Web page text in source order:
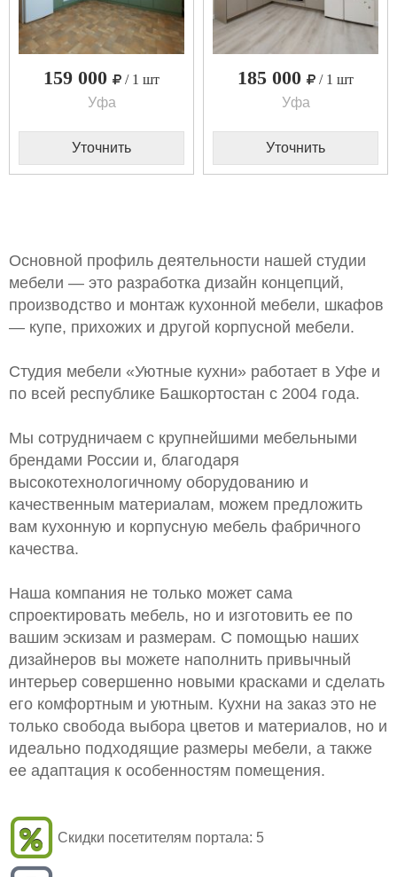
159 000
/ 1 шт
Уфа
Уточнить
185 000
/ 1 шт
Уфа
Уточнить
Основной профиль деятельности нашей студии
мебели — это разработка дизайн концепций,
производство и монтаж кухонной мебели, шкафов
— купе, прихожих и другой корпусной мебели.
Студия мебели «Уютные кухни» работает в Уфе и
по всей республике Башкортостан с 2004 года.
Мы сотрудничаем с крупнейшими мебельными
брендами России и, благодаря
высокотехнологичному оборудованию и
качественным материалам, можем предложить
вам кухонную и корпусную мебель фабричного
качества.
Наша компания не только может сама
спроектировать мебель, но и изготовить ее по
вашим эскизам и размерам. С помощью наших
дизайнеров вы можете наполнить привычный
интерьер совершенно новыми красками и сделать
его комфортным и уютным. Кухни на заказ это не
только свобода выбора цветов и материалов, но и
идеально подходящие размеры мебели, а также
ее адаптация к особенностям помещения.
Скидки посетителям портала: 5